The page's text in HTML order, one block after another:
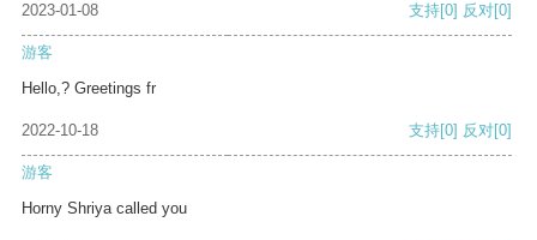
2023-01-08 支持[0] 反对[0]
游客
Hello,? Greetings fr
2022-10-18 支持[0] 反对[0]
游客
Horny Shriya called you